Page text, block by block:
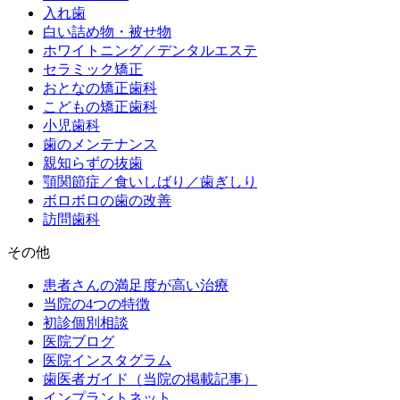
入れ歯
白い詰め物・被せ物
ホワイトニング／デンタルエステ
セラミック矯正
おとなの矯正歯科
こどもの矯正歯科
小児歯科
歯のメンテナンス
親知らずの抜歯
顎関節症／食いしばり／歯ぎしり
ボロボロの歯の改善
訪問歯科
その他
患者さんの満足度が高い治療
当院の4つの特徴
初診個別相談
医院ブログ
医院インスタグラム
歯医者ガイド（当院の掲載記事）